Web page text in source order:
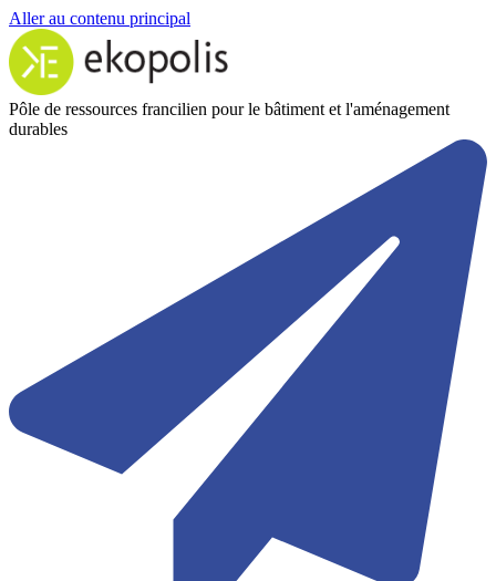
Aller au contenu principal
Pôle de ressources francilien pour le bâtiment et l'aménagement
durables